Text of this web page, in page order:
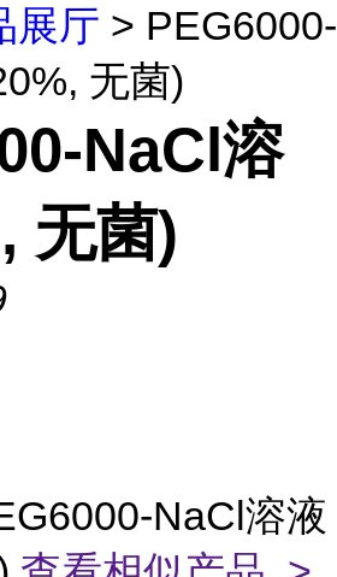
展厅 > PEG6000-
无菌)
NaCl溶
无菌)
NaCl溶液